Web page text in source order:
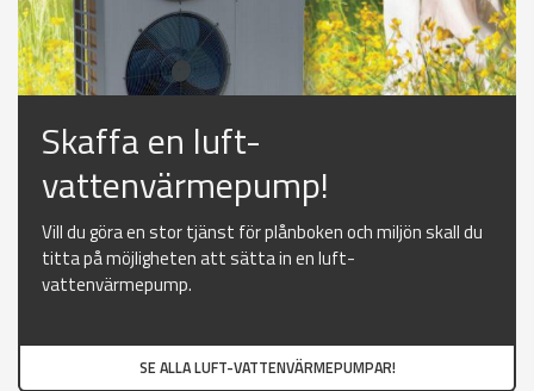
Skaffa en luft-
vattenvärmepump!
Vill du göra en stor tjänst för plånboken och miljön skall du
titta på möjligheten att sätta in en luft-
vattenvärmepump.
SE ALLA LUFT-VATTENVÄRMEPUMPAR!